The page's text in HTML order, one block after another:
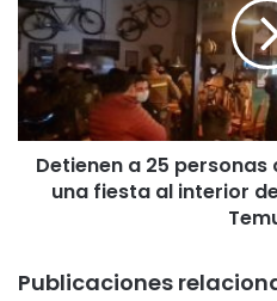
i
e
e
a
s
Detienen a 25
una fiesta al interior
Publicaciones